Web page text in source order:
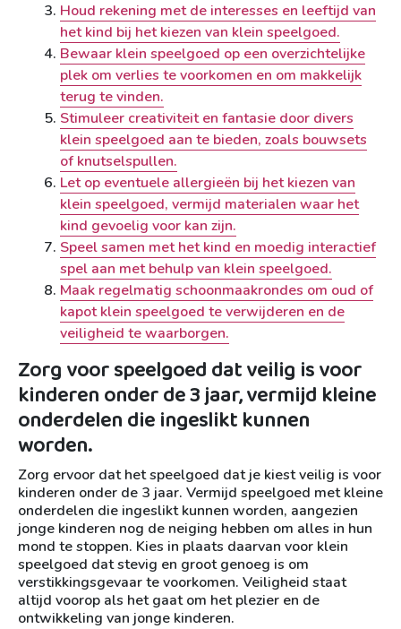
Houd rekening met de interesses en leeftijd van
het kind bij het kiezen van klein speelgoed.
Bewaar klein speelgoed op een overzichtelijke
plek om verlies te voorkomen en om makkelijk
terug te vinden.
Stimuleer creativiteit en fantasie door divers
klein speelgoed aan te bieden, zoals bouwsets
of knutselspullen.
Let op eventuele allergieën bij het kiezen van
klein speelgoed, vermijd materialen waar het
kind gevoelig voor kan zijn.
Speel samen met het kind en moedig interactief
spel aan met behulp van klein speelgoed.
Maak regelmatig schoonmaakrondes om oud of
kapot klein speelgoed te verwijderen en de
veiligheid te waarborgen.
Zorg voor speelgoed dat veilig is voor
kinderen onder de 3 jaar, vermijd kleine
onderdelen die ingeslikt kunnen
worden.
Zorg ervoor dat het speelgoed dat je kiest veilig is voor
kinderen onder de 3 jaar. Vermijd speelgoed met kleine
onderdelen die ingeslikt kunnen worden, aangezien
jonge kinderen nog de neiging hebben om alles in hun
mond te stoppen. Kies in plaats daarvan voor klein
speelgoed dat stevig en groot genoeg is om
verstikkingsgevaar te voorkomen. Veiligheid staat
altijd voorop als het gaat om het plezier en de
ontwikkeling van jonge kinderen.